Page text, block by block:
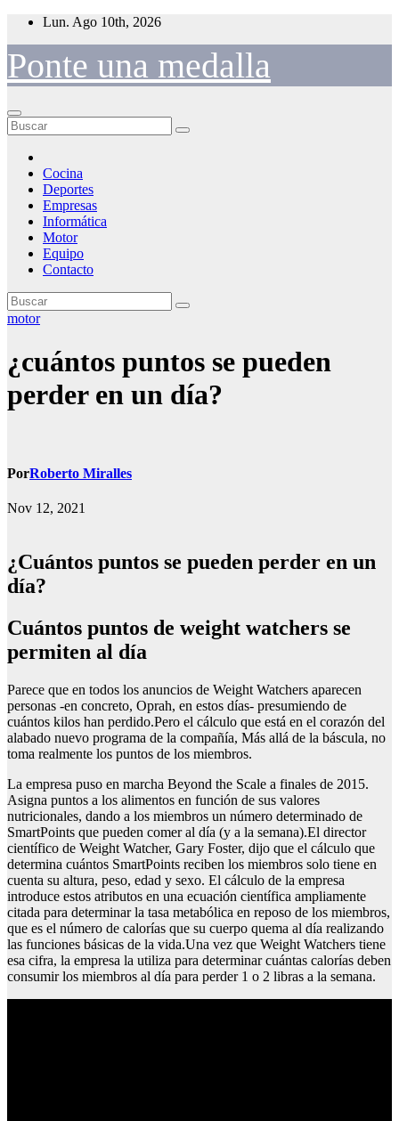
Saltar
contenido
Lun. Ago 10th, 2026
Ponte una medalla
Cocina
Deportes
Empresas
Informática
Motor
Equipo
Contacto
motor
¿cuántos puntos se pueden
perder en un día?
PorRoberto Miralles
Nov 12, 2021
¿cuántos puntos se pueden perder en un
día?
cuántos puntos de weight watchers se
permiten al día
Parece que en todos los anuncios de Weight Watchers aparecen
personas -en concreto, Oprah, en estos días- presumiendo de
cuántos kilos han perdido.Pero el cálculo que está en el corazón del
alabado nuevo programa de la compañía, Más allá de la báscula, no
toma realmente los puntos de los miembros.
La empresa puso en marcha Beyond the Scale a finales de 2015.
Asigna puntos a los alimentos en función de sus valores
nutricionales, dando a los miembros un número determinado de
SmartPoints que pueden comer al día (y a la semana).El director
científico de Weight Watcher, Gary Foster, dijo que el cálculo que
determina cuántos SmartPoints reciben los miembros solo tiene en
cuenta su altura, peso, edad y sexo. El cálculo de la empresa
introduce estos atributos en una ecuación científica ampliamente
citada para determinar la tasa metabólica en reposo de los miembros,
que es el número de calorías que su cuerpo quema al día realizando
las funciones básicas de la vida.Una vez que Weight Watchers tiene
esa cifra, la empresa la utiliza para determinar cuántas calorías deben
consumir los miembros al día para perder 1 o 2 libras a la semana.